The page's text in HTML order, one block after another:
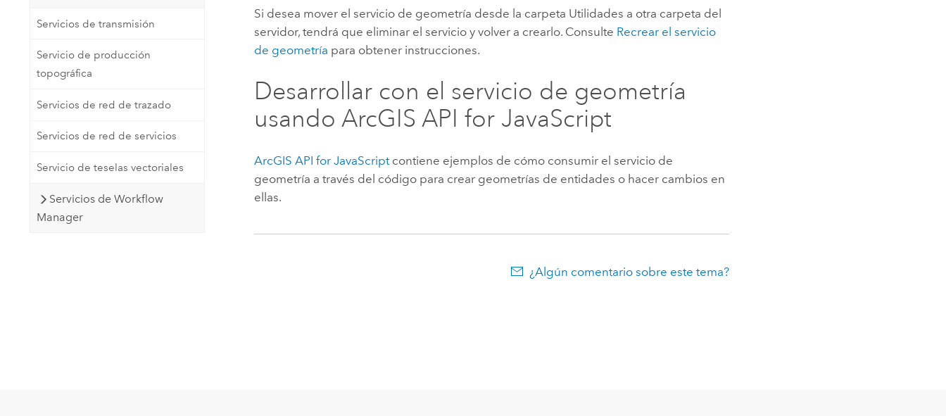
Servicios de transmisión
Servicio de producción
topográfica
Servicios de red de trazado
Servicios de red de servicios
Servicio de teselas vectoriales
Servicios de Workflow
Manager
Si desea mover el servicio de geometría desde la carpeta Utilidades a otra carpeta del
servidor, tendrá que eliminar el servicio y volver a crearlo. Consulte Recrear el servicio
de geometría para obtener instrucciones.
Desarrollar con el servicio de geometría
usandoArcGIS API for JavaScript
ArcGIS API for JavaScriptcontiene ejemplos de cómo consumir el servicio de
geometría a través del código para crear geometrías de entidades o hacer cambios en
ellas.
¿Algún comentario sobre este tema?